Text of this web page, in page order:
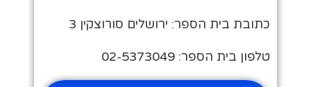
כתובת בית הספר: ירושלים סורוצקין 3
טלפון בית הספר: 02-5373049